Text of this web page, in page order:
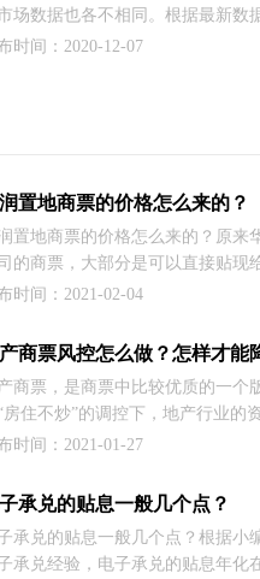
场数据也各不相同。根据最新数
国商票贴现市场排行前三的地区
时间：2020-12-07
置地商票的价格怎么来的？
置地商票的价格怎么来的？原来
的商票，大部分是可以直接贴现
这也体现了华润地产票真的是好
时间：2021-02-04
商票，是商票中比较优质的一个
房住不炒”的调控下，地产行业的
紧，特别是8月28日《重点房产
运营资金更加紧缺，而商票作为
外融资的一种工具，不仅降低了负
化报表），而且对缓解资金周转
有效的作用。
时间：2021-01-27
承兑的贴息一般几个点？
承兑的贴息一般几个点？根据小
承兑经验，电子承兑的贴息年化